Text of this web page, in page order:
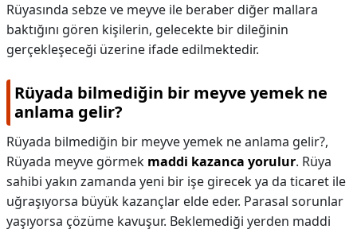
Rüyasında sebze ve meyve ile beraber diğer mallara
baktığını gören kişilerin, gelecekte bir dileğinin
gerçekleşeceği üzerine ifade edilmektedir.
Rüyada bilmediğin bir meyve yemek ne
anlama gelir?
Rüyada bilmediğin bir meyve yemek ne anlama gelir?,
Rüyada meyve görmek maddi kazanca yorulur. Rüya
sahibi yakın zamanda yeni bir işe girecek ya da ticaret ile
uğraşıyorsa büyük kazançlar elde eder. Parasal sorunlar
yaşıyorsa çözüme kavuşur. Beklemediği yerden maddi